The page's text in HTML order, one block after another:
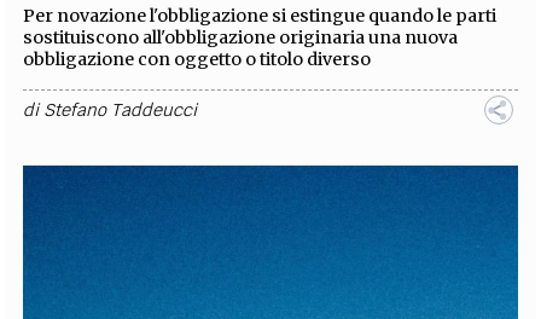
Per novazione l'obbligazione si estingue quando le parti
sostituiscono all'obbligazione originaria una nuova
obbligazione con oggetto o titolo diverso
diStefano Taddeucci